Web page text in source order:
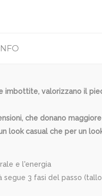
imbottite, valorizzano il
che donano
look casual che per un
e l'energia
segue 3 fasi del passo